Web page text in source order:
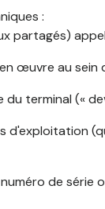
:
partagés)
œuvre au sein
terminal («
d'exploitation
de